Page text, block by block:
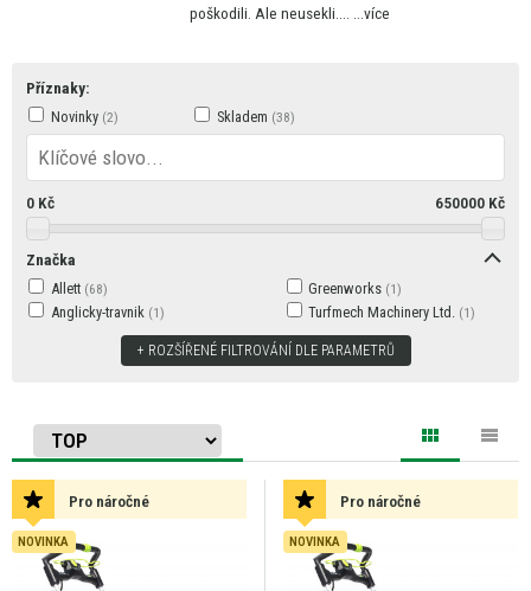
poškodili. Ale neusekli....
...více
Příznaky:
Novinky Skladem
0Kč 650000 Kč
Značka
Allett
Anglicky-travnik
Greenworks
Turfmech Machinery Ltd.
ROZŠÍŘENÉ FILTROVÁNÍ DLE PARAMETRŮ
Pro náročné
NOVINKA
Pro náročné
NOVINKA